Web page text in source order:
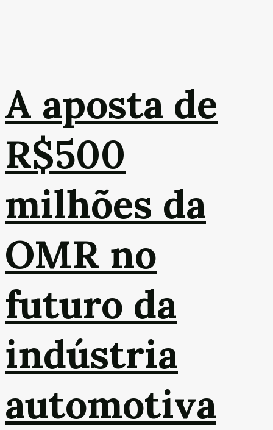
A aposta de
R$500
milhões da
OMR no
futuro da
indústria
automotiva